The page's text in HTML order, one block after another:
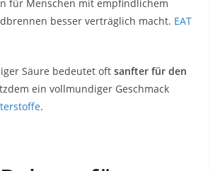
für Menschen mit empfindlichem
besser verträglich macht. EAT
Säure bedeutet oft sanfter für den
ein vollmundiger Geschmack
.